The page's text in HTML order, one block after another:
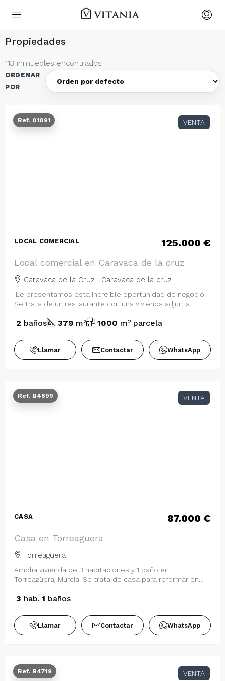
Propiedades
113 inmuebles encontrados
ORDENAR
POR
Ref. 01091 VENTA
LOCAL COMERCIAL 125.000 €
Local comercial en Caravaca de la cruz
Caravaca de la Cruz · Caravaca de la cruz
¡Le presentamos esta increíble oportunidad de negocio!
Se trata de un restaurante con una vivienda adjunta
2 baños 379 m² 1000 m² parcela
Llamar Contactar WhatsApp
Ref. B4699 VENTA
CASA 87.000 €
Casa en Torreaguera
Torreaguera
Amplia vivienda de 3 habitaciones y 1 baño en
Torreagüera, Murcia. Se trata de casa para reformar en
3 hab. 1 baños
Llamar Contactar WhatsApp
Ref. B4719 VENTA